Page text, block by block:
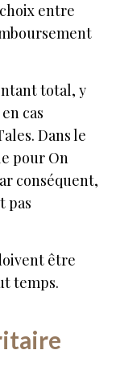
entre
total, y
cas
Dans le
pour On
conséquent,
pas
être
temps.